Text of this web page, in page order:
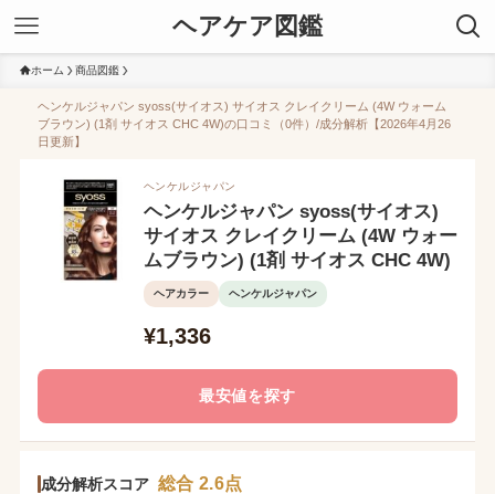
ヘアケア図鑑
ホーム 商品図鑑
ヘンケルジャパン syoss(サイオス) サイオス クレイクリーム (4W ウォーム
ブラウン) (1剤 サイオス CHC 4W)の口コミ（0件）/成分解析【2026年4月26
日更新】
ヘンケルジャパン
ヘンケルジャパン syoss(サイオス)
サイオス クレイクリーム (4W ウォー
ムブラウン) (1剤 サイオス CHC 4W)
ヘアカラー ヘンケルジャパン
¥1,336
最安値を探す
成分解析スコア 総合 2.6点